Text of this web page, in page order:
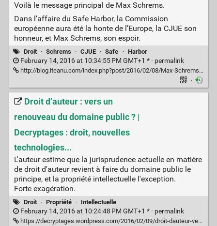
Voilà le message principal de Max Schrems.
Dans l’affaire du Safe Harbor, la Commission
européenne aura été la honte de l’Europe, la CJUE son
honneur, et Max Schrems, son espoir.
Droit · Schrems · CJUE · Safe · Harbor
February 14, 2016 at 10:34:55 PM GMT+1 * · permalink
http://blog.iteanu.com/index.php?post/2016/02/08/Max-Schrems%2C-je-t%E2%80%99aime
·
Droit d’auteur : vers un
renouveau du domaine public ? |
Decryptages : droit, nouvelles
technologies...
L'auteur estime que la jurisprudence actuelle en matière
de droit d'auteur revient à faire du domaine public le
principe, et la propriété intellectuelle l'exception.
Forte exagération.
Droit · Propriété · Intellectuelle
February 14, 2016 at 10:24:48 PM GMT+1 * · permalink
https://decryptages.wordpress.com/2016/02/09/droit-dauteur-vers-un-renouveau-du-domaine-public/